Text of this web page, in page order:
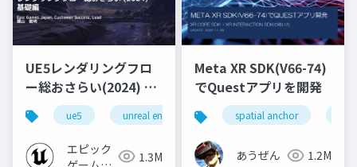
UE5レンダリングフロ
ー総おさらい(2024) 基
礎編！
[CEDEC+KYUSHU
2024]
ue5 unreal engine ue-rendering
エピック
1.3M
Meta XR SDK(V66-74)
でQuestアプリを開発
spatial anchor
あうぜん 1.2M